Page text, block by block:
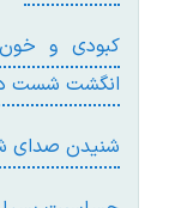
کبودی و
انگشت شست
شنیدن صدای